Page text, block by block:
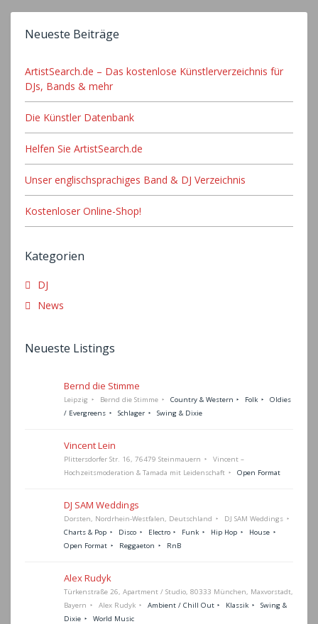
Neueste Beiträge
ArtistSearch.de – Das kostenlose Künstlerverzeichnis für
DJs, Bands & mehr
Die Künstler Datenbank
Helfen Sie ArtistSearch.de
Unser englischsprachiges Band & DJ Verzeichnis
Kostenloser Online-Shop!
Kategorien
DJ
News
Neueste Listings
Bernd die Stimme
Leipzig Bernd die Stimme Country & Western Folk
Oldies
/ Evergreens
Schlager Swing & Dixie
Vincent Lein
Plittersdorfer Str. 16, 76479 Steinmauern
Vincent –
Hochzeitsmoderation & Tamada mit Leidenschaft
Open Format
DJ SAM Weddings
Dorsten, Nordrhein-Westfalen, Deutschland
DJ SAM Weddings
Charts & Pop
Disco Electro Funk Hip Hop
House
Open Format
Reggaeton RnB
Alex Rudyk
Türkenstraße 26, Apartment / Studio, 80333 München, Maxvorstadt,
Bayern
Alex Rudyk Ambient / Chill Out Klassik
Swing &
Dixie
World Music